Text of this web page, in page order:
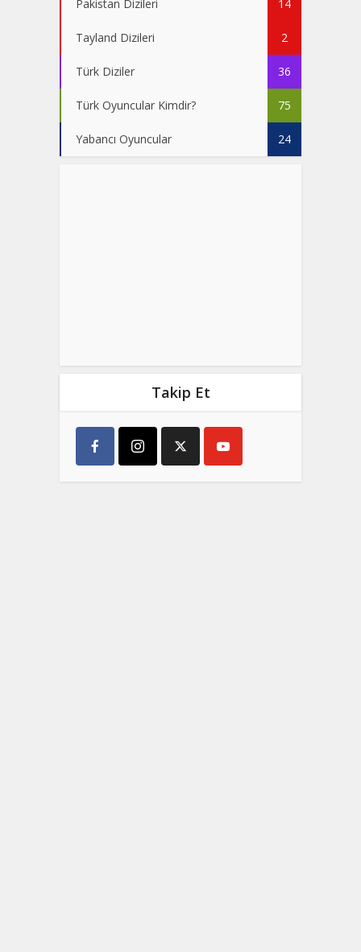
Pakistan Dizileri 14
Tayland Dizileri 2
Türk Diziler 36
Türk Oyuncular Kimdir? 75
Yabancı Oyuncular 24
Takip Et